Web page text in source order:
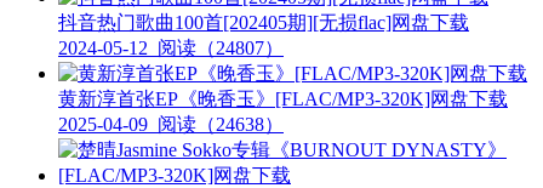
抖音热门歌曲100首[202405期][无损flac]网盘下载
2024-05-12 阅读（24807）
黄新淳首张EP《晚香玉》[FLAC/MP3-320K]网盘下载
2025-04-09 阅读（24638）